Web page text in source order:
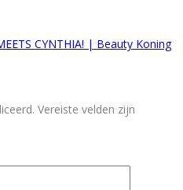
CYNTHIA! | Beauty Koning
Vereiste velden zijn